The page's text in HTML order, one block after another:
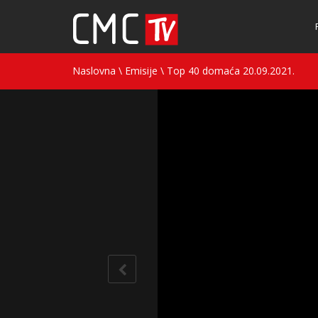
Naslovna \ Emisije \ Top 40 domaća 20.09.2021.